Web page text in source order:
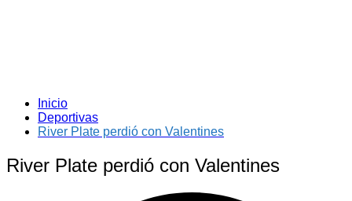
Inicio
Deportivas
River Plate perdió con Valentines
River Plate perdió con Valentines